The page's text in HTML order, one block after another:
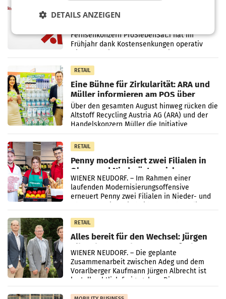
überraschend viel Gewinn
Fernsehkonzern ProSiebenSat.1 hat im
Frühjahr dank Kostensenkungen operativ
RETAIL
Eine Bühne für Zirkularität: ARA und
Müller informieren am POS über
Kreislauffähigkeit
Über den gesamten August hinweg rücken die
Altstoff Recycling Austria AG (ARA) und der
Handelskonzern Müller die Initiative
„Kreislauf-Helden“ in allen österreichischen
Müller-Filialen
RETAIL
Penny modernisiert zwei Filialen in
Ober- und Niederösterreich
WIENER NEUDORF. – Im Rahmen einer
laufenden Modernisierungsoffensive
erneuert Penny zwei Filialen in Nieder- und
RETAIL
Alles bereit für den Wechsel: Jürgen
Albrecht setzt ab 1.1.2027 auf Adeg
WIENER NEUDORF. – Die geplante
Zusammenarbeit zwischen Adeg und dem
Vorarlberger Kaufmann Jürgen Albrecht ist
kartellrechtlich freigegeben: Die
Bundeswettbewerbsbehörde und der
DETAILS ANZEIGEN